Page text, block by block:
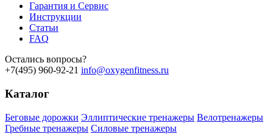
Гарантия и Сервис
Инструкции
Статьи
FAQ
Остались вопросы?
+7(495) 960-92-21 info@oxygenfitness.ru
Каталог
Беговые дорожки Эллиптические тренажеры Велотренажеры
Гребные тренажеры Силовые тренажеры